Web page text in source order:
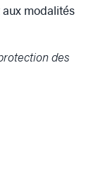
modalités
des